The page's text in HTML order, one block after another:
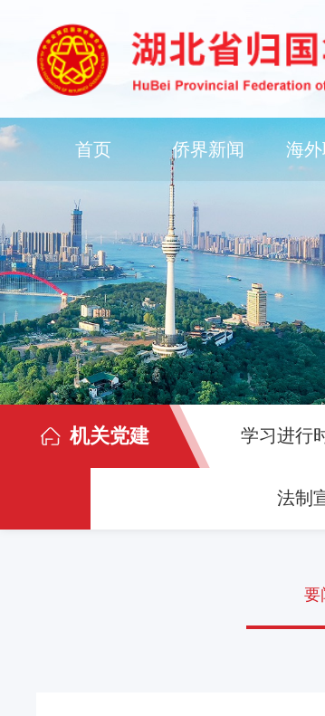
首页 侨界新闻 海
机关党建 学习进行
法制
要